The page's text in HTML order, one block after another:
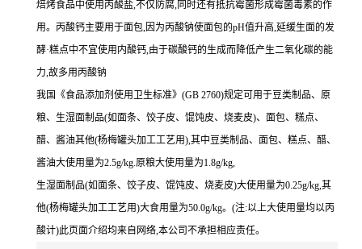
焙烤食品中使用丙酸盐,不仅防腐,同时还有抵抗霉菌形成霉菌毒素的作
用。丙酸钙主要用于面包,因为丙酸钠使面包的pH值升高,延缓生面的发
酵·糕点中不宜使用内酸钙,由于碳酸钙的生成而降低产生二氧化碳的能
力,故多用丙酸钠
我国《食品添加剂使用卫生标准》(GB 2760)规定可用于豆类制品、原
粮、生湿面制品(如面条、饺子皮、馄饨皮、烧麦皮)、面包、糕点、
醋、酱油其他(杨梅罐头加工工艺用),其中豆类制品、面包、糕点、醋、
酱油大使用量为2.5g/kg.原粮大使用量为1.8g/kg,
生湿面制品(如面条、饺子皮、馄饨皮、烧麦皮)大使用量为0.25g/kg,其
他(杨梅罐头加工工艺用)大食用量为50.0g/kg。(注:以上大使用量均以丙
酸计)此页面介绍均来自网络,本公司不承担相应责任。